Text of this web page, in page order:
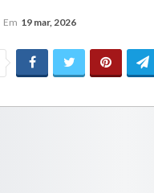
Em 19 mar, 2026